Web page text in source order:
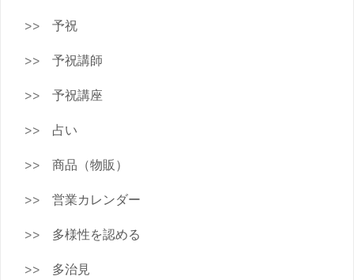
予祝
予祝講師
予祝講座
占い
商品（物販）
営業カレンダー
多様性を認める
多治見